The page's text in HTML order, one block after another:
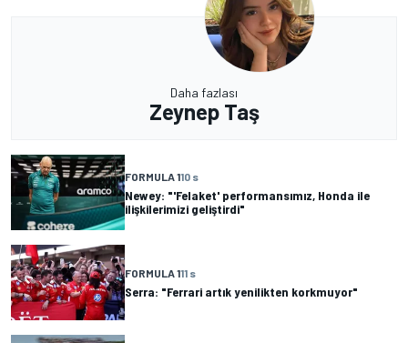
Daha fazlası
Zeynep Taş
FORMULA 110 s
Newey: "'Felaket' performansımız, Honda ile
ilişkilerimizi geliştirdi"
FORMULA 111 s
Serra: "Ferrari artık yenilikten korkmuyor"